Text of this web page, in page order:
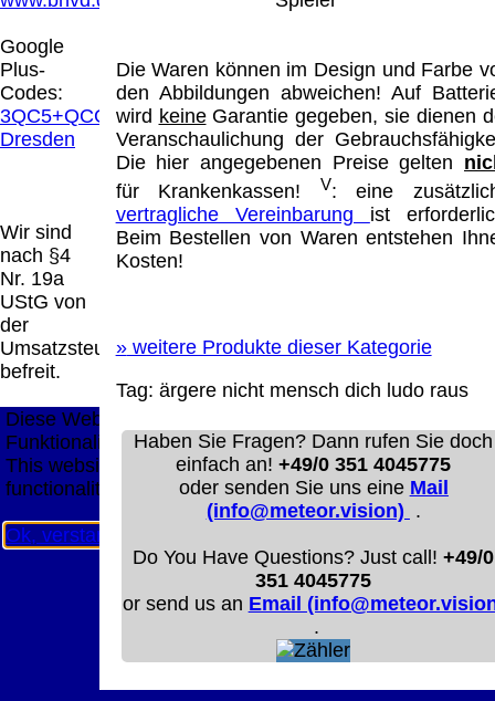
Google
Plus-
Codes:
3QC5+QCG
Dresden
Wir sind
nach §4
Nr. 19a
UStG von
der
Umsatzsteuer
befreit.
Die Waren können im Design und Farbe
den Abbildungen abweichen! Auf
wird keineGarantie gegeben, sie dienen
Veranschaulichung der
Die hier angegebenen Preise gelten
für Krankenkassen!
V: eine
vertragliche Vereinbarung ist
Beim Bestellen von Waren entstehen
Kosten!
»weitere Produkte dieser Kategorie
Tag: ärgere nicht mensch dich ludo raus
Haben Sie Fragen? Dann rufen Sie doch
einfach an!+49/0 351 4045775
oder senden Sie uns eine Mail
(info@meteor.vision) .
Do You Have Questions? Just call!+49/0
351 4045775
or send us an Email
.
dass man sich ausdrücklich von diesen
Inhalten distanziert. Hiermit distanzieren wir
uns ausdrücklich von allen Inhalten, aller
gelinkten Seiten auf unserer Homepage und
machen uns diese Inhalte nicht zu eigen.
Diese Erklärung gilt für alle auf unserer
Homepage angebrachten Links.
Die Europäische Kommission stellt eine
Plattform zur Online-Streitbeilegung (OS)
bereit. Die Plattform finden Sie unter
http://ec.europa.eu/consumers/odr/Unsere E-
Mailadresse lautet:info@meteor.vision
Seitenanfang
Datenschutz
Katalog (PDF) Sitemap
große Anzeige
Diese Website nutzt Cookies, um bestmögliche
Funktionalität bieten zu können.
This website uses cookies to provide the best possible
functionality.
Ok, verstanden